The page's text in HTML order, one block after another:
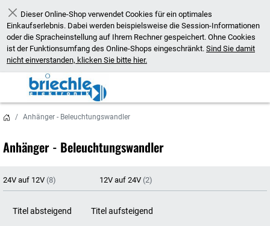
Schließen
Dieser Online-Shop verwendet Cookies für ein optimales
Einkaufserlebnis. Dabei werden beispielsweise die Session-Informationen
oder die Spracheinstellung auf Ihrem Rechner gespeichert. Ohne Cookies
ist der Funktionsumfang des Online-Shops eingeschränkt. Sind Sie damit
nicht einverstanden, klicken Sie bitte hier.
Anhänger - Beleuchtungswandler
Anhänger - Beleuchtungswandler
24V auf 12V (8) 12V auf 24V (2)
Titel absteigend Titel aufsteigend